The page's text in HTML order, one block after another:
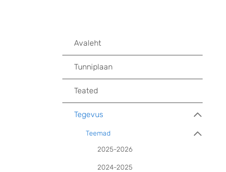
Avaleht
Tunniplaan
Teated
Tegevus
Teemad
2025-2026
2024-2025